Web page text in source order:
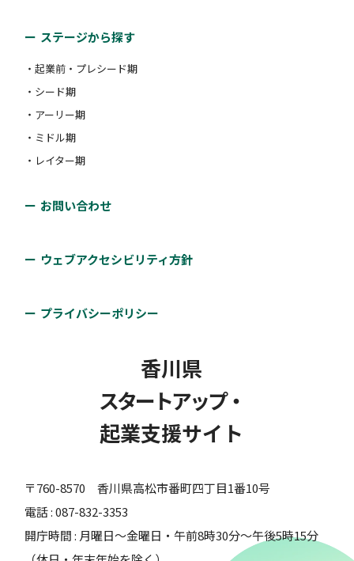
ステージから探す
・起業前・プレシード期
・シード期
・アーリー期
・ミドル期
・レイター期
お問い合わせ
ウェブアクセシビリティ方針
プライバシーポリシー
香川県
スタートアップ・
起業支援サイト
〒760-8570 香川県高松市番町四丁目1番10号
電話 : 087-832-3353
開庁時間 : 月曜日～金曜日・午前8時30分～午後5時15分